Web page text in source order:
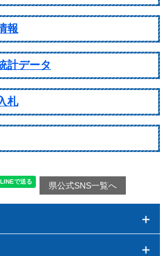
報
計データ
札
県公式SNS一覧へ